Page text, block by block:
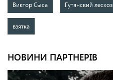
Виктор Сыса Гутянский лесхоз
взятка